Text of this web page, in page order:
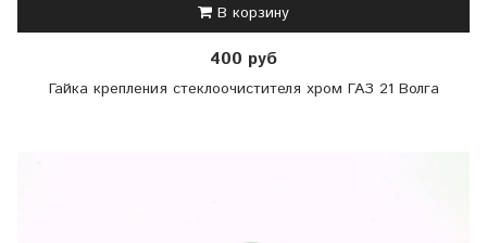
В корзину
400 руб
Гайка крепления стеклоочистителя хром ГАЗ 21 Волга